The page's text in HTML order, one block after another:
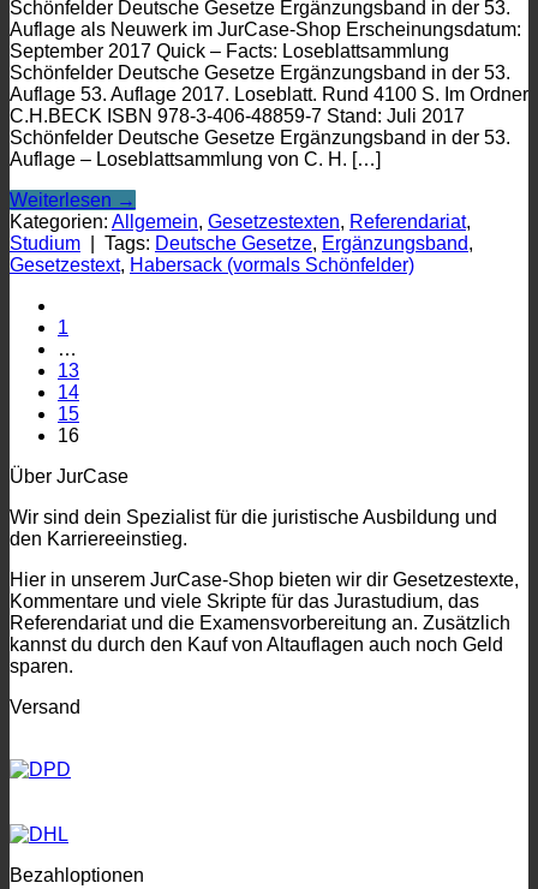
Schönfelder Deutsche Gesetze Ergänzungsband in der 53.
Auflage als Neuwerk im JurCase-Shop Erscheinungsdatum:
September 2017 Quick – Facts: Loseblattsammlung
Schönfelder Deutsche Gesetze Ergänzungsband in der 53.
Auflage 53. Auflage 2017. Loseblatt. Rund 4100 S. Im Ordner
C.H.BECK ISBN 978-3-406-48859-7 Stand: Juli 2017
Schönfelder Deutsche Gesetze Ergänzungsband in der 53.
Auflage – Loseblattsammlung von C. H. […]
Weiterlesen →
Kategorien: Allgemein, Gesetzestexten, Referendariat,
Studium
Tags: Deutsche Gesetze, Ergänzungsband,
Gesetzestext, Habersack (vormals Schönfelder)
1
…
13
14
15
16
Über JurCase
Wir sind dein Spezialist für die juristische Ausbildung und
den Karriereeinstieg.
Hier in unserem JurCase-Shop bieten wir dir Gesetzestexte,
Kommentare und viele Skripte für das Jurastudium, das
Referendariat und die Examensvorbereitung an. Zusätzlich
kannst du durch den Kauf von Altauflagen auch noch Geld
sparen.
Versand
Bezahloptionen